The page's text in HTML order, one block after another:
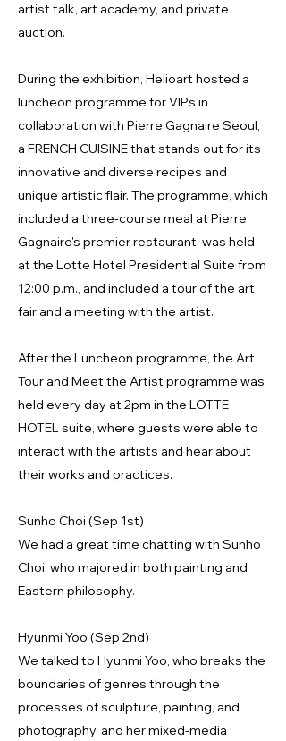
artist talk, art academy, and private
auction.
During the exhibition, Helioart hosted a
luncheon programme for VIPs in
collaboration with Pierre Gagnaire Seoul,
a FRENCH CUISINE that stands out for its
innovative and diverse recipes and
unique artistic flair. The programme, which
included a three-course meal at Pierre
Gagnaire's premier restaurant, was held
at the Lotte Hotel Presidential Suite from
12:00 p.m., and included a tour of the art
fair and a meeting with the artist.
After the Luncheon programme, the Art
Tour and Meet the Artist programme was
held every day at 2pm in the LOTTE
HOTEL suite, where guests were able to
interact with the artists and hear about
their works and practices.
Sunho Choi (Sep 1st)
We had a great time chatting with Sunho
Choi, who majored in both painting and
Eastern philosophy.
Hyunmi Yoo (Sep 2nd)
We talked to Hyunmi Yoo, who breaks the
boundaries of genres through the
processes of sculpture, painting, and
photography, and her mixed-media